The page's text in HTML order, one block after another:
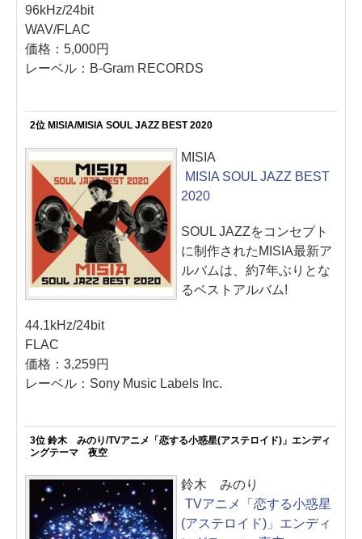
96kHz/24bit
WAV/FLAC
価格：5,000円
レーベル：B-Gram RECORDS
2位 MISIA/MISIA SOUL JAZZ BEST 2020
MISIA
MISIA SOUL JAZZ BEST
2020
SOUL JAZZをコンセプト
に制作されたMISIA最新ア
ルバムは、約7年ぶりとな
るベストアルバム!
44.1kHz/24bit
FLAC
価格：3,259円
レーベル：Sony Music Labels Inc.
3位 鈴木 みのり/TVアニメ「恋する小惑星(アステロイド)」エンディ
ングテーマ 夜空
鈴木 みのり
TVアニメ「恋する小惑星
(アステロイド)」エンディ